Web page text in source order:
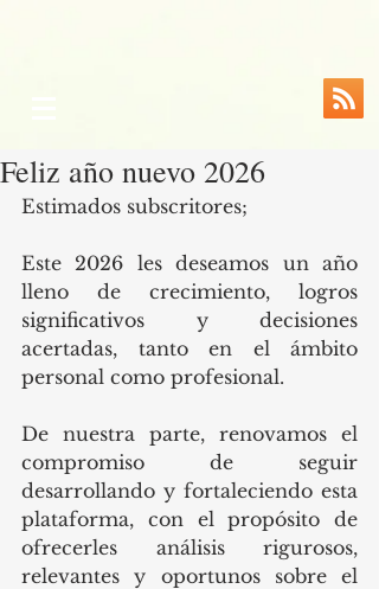
Feliz año nuevo 2026
Estimados subscritores;
Este 2026 les deseamos un año
lleno de crecimiento, logros
significativos y decisiones
acertadas, tanto en el ámbito
personal como profesional.
De nuestra parte, renovamos el
compromiso de seguir
desarrollando y fortaleciendo esta
plataforma, con el propósito de
ofrecerles análisis rigurosos,
relevantes y oportunos sobre el